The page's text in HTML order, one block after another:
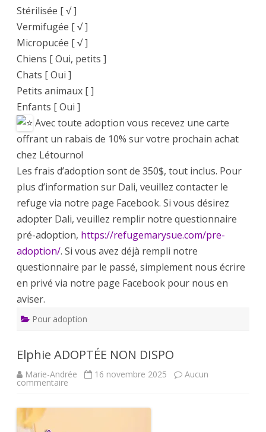
Stérilisée [ √ ]
Vermifugée [ √ ]
Micropucée [ √ ]
Chiens [ Oui, petits ]
Chats [ Oui ]
Petits animaux [ ]
Enfants [ Oui ]
Avec toute adoption vous recevez une carte
offrant un rabais de 10% sur votre prochain achat
chez Létourno!
Les frais d’adoption sont de 350$, tout inclus. Pour
plus d’information sur Dali, veuillez contacter le
refuge via notre page Facebook. Si vous désirez
adopter Dali, veuillez remplir notre questionnaire
pré-adoption, https://refugemarysue.com/pre-
adoption/. Si vous avez déjà rempli notre
questionnaire par le passé, simplement nous écrire
en privé via notre page Facebook pour nous en
aviser.
Pour adoption
Elphie ADOPTÉE NON DISPO
Marie-Andrée 16 novembre 2025 Aucun
commentaire
NON